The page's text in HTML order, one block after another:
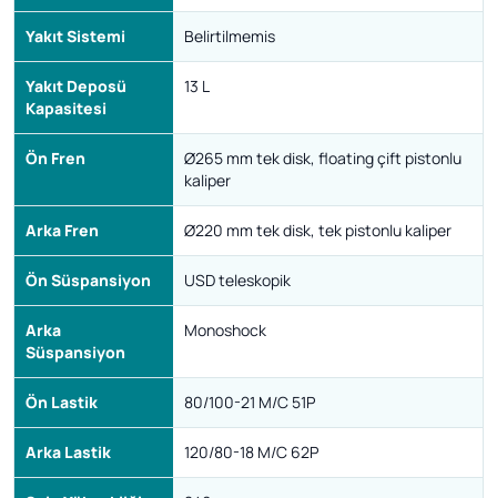
Yakıt Sistemi Belirtilmemis
Yakıt Deposü
Kapasitesi
13 L
Ön Fren
Ø265 mm tek disk, floating çift pistonlu
kaliper
Arka Fren Ø220 mm tek disk, tek pistonlu kaliper
Ön Süspansiyon USD teleskopik
Arka
Süspansiyon
Monoshock
Ön Lastik 80/100-21 M/C 51P
Arka Lastik 120/80-18 M/C 62P